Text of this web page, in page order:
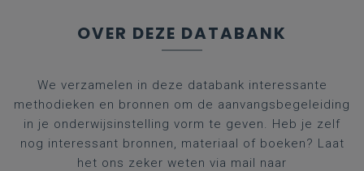
OVER DEZE DATABANK
We verzamelen in deze databank interessante
methodieken en bronnen om de aanvangsbegeleiding
in je onderwijsinstelling vorm te geven. Heb je zelf
nog interessant bronnen, materiaal of boeken? Laat
het ons zeker weten via mail naar